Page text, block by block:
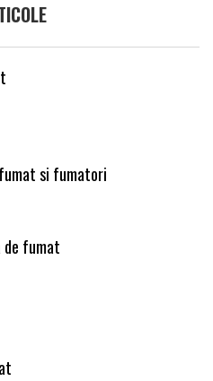
si fumatori
de fumat